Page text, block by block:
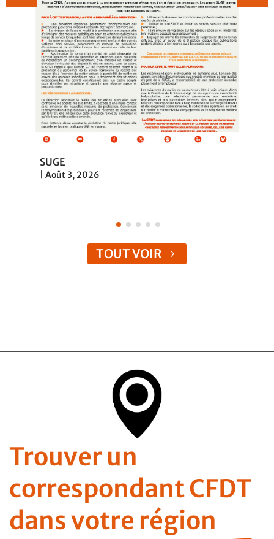
SUGE
Août 3, 2026
TOUT VOIR
Trouver un
correspondant CFDT
dans votre région